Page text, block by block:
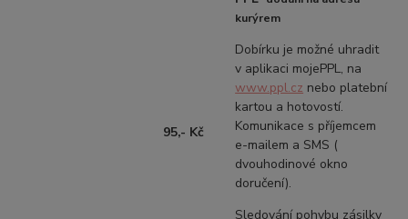
95,- Kč
kurýrem
Dobírku je možné uhradit
v aplikaci mojePPL, na
www.ppl.cz nebo platební
kartou a hotovostí.
Komunikace s příjemcem
e-mailem a SMS (
dvouhodinové okno
doručení).
Sledování pohybu zásilky